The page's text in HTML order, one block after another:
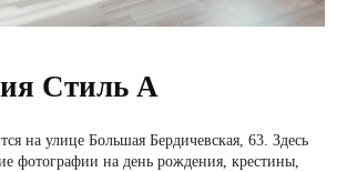
Стиль А
на улице Большая Бердичевская, 63. Здесь
фотографии на день рождения, крестины,